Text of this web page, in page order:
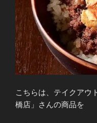
こちらは、テイクアウ
橋店」さんの商品を